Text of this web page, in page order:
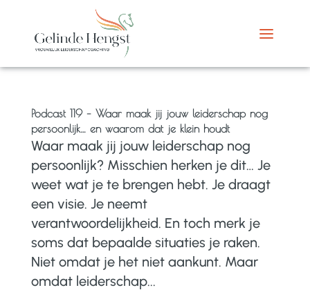
Podcast 119 – Waar maak jij jouw leiderschap nog
persoonlijk… en waarom dat je klein houdt
Waar maak jij jouw leiderschap nog
persoonlijk? Misschien herken je dit… Je
weet wat je te brengen hebt. Je draagt
een visie. Je neemt
verantwoordelijkheid. En toch merk je
soms dat bepaalde situaties je raken.
Niet omdat je het niet aankunt. Maar
omdat leiderschap...